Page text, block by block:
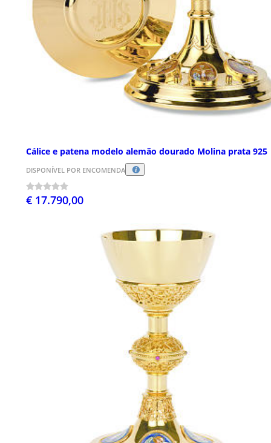
Cálice e patena modelo alemão dourado Molina prata 925
DISPONÍVEL POR ENCOMENDA
€ 17.790,00